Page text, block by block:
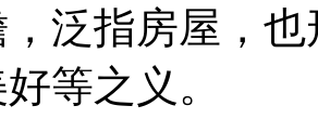
，泛指房屋，
等之义。